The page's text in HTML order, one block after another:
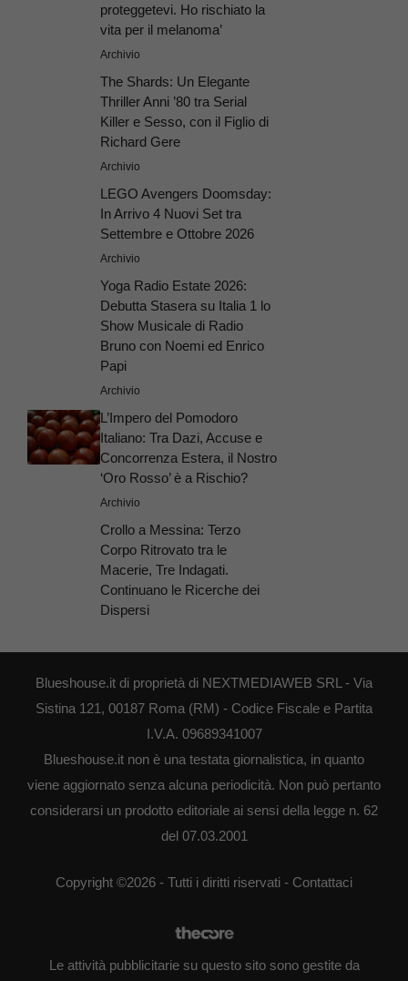
proteggetevi. Ho rischiato la
vita per il melanoma’
Archivio
The Shards: Un Elegante
Thriller Anni ’80 tra Serial
Killer e Sesso, con il Figlio di
Richard Gere
Archivio
LEGO Avengers Doomsday:
In Arrivo 4 Nuovi Set tra
Settembre e Ottobre 2026
Archivio
Yoga Radio Estate 2026:
Debutta Stasera su Italia 1 lo
Show Musicale di Radio
Bruno con Noemi ed Enrico
Papi
Archivio
L’Impero del Pomodoro
Italiano: Tra Dazi, Accuse e
Concorrenza Estera, il Nostro
‘Oro Rosso’ è a Rischio?
Archivio
Crollo a Messina: Terzo
Corpo Ritrovato tra le
Macerie, Tre Indagati.
Continuano le Ricerche dei
Dispersi
Blueshouse.it di proprietà di NEXTMEDIAWEB SRL - Via
Sistina 121, 00187 Roma (RM) - Codice Fiscale e Partita
I.V.A. 09689341007
Blueshouse.it non è una testata giornalistica, in quanto
viene aggiornato senza alcuna periodicità. Non può pertanto
considerarsi un prodotto editoriale ai sensi della legge n. 62
del 07.03.2001
Copyright ©2026 - Tutti i diritti riservati - Contattaci
Le attività pubblicitarie su questo sito sono gestite da